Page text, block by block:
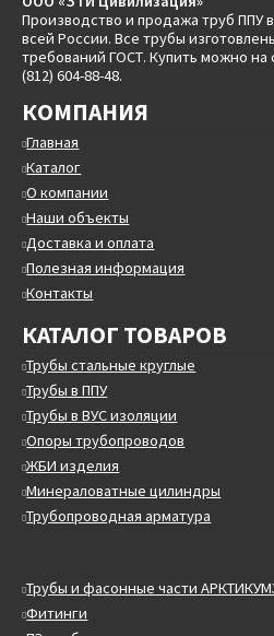
Производство и продажа труб ППУ
всей России. Все трубы
требований ГОСТ. Купить можно
(812) 604-88-48.
КОМПАНИЯ
Главная
Каталог
О компании
Наши объекты
Доставка и оплата
Полезная информация
Контакты
КАТАЛОГ ТОВАРОВ
Трубы стальные круглые
Трубы в ППУ
Трубы в ВУС изоляции
Опоры трубопроводов
ЖБИ изделия
Минераловатные цилиндры
Трубопроводная арматура
Трубы и фасонные части
Фитинги